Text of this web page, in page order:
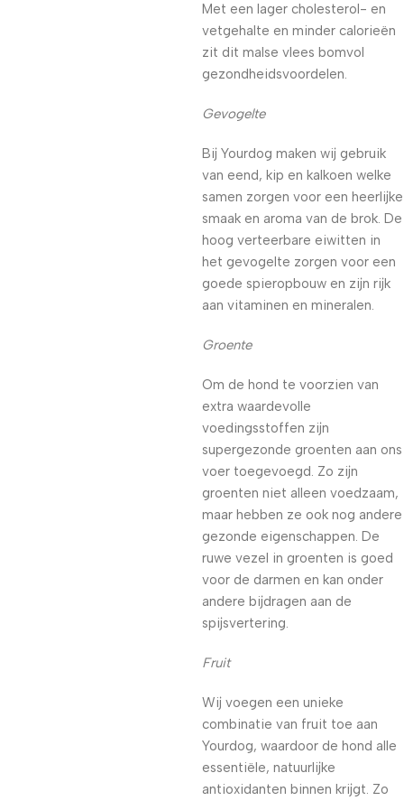
Met een lager cholesterol- en
vetgehalte en minder calorieën
zit dit malse vlees bomvol
gezondheidsvoordelen.
Gevogelte
Bij Yourdog maken wij gebruik
van eend, kip en kalkoen welke
samen zorgen voor een heerlijke
smaak en aroma van de brok. De
hoog verteerbare eiwitten in
het gevogelte zorgen voor een
goede spieropbouw en zijn rijk
aan vitaminen en mineralen.
Groente
Om de hond te voorzien van
extra waardevolle
voedingsstoffen zijn
supergezonde groenten aan ons
voer toegevoegd. Zo zijn
groenten niet alleen voedzaam,
maar hebben ze ook nog andere
gezonde eigenschappen. De
ruwe vezel in groenten is goed
voor de darmen en kan onder
andere bijdragen aan de
spijsvertering.
Fruit
Wij voegen een unieke
combinatie van fruit toe aan
Yourdog, waardoor de hond alle
essentiële, natuurlijke
antioxidanten binnen krijgt. Zo